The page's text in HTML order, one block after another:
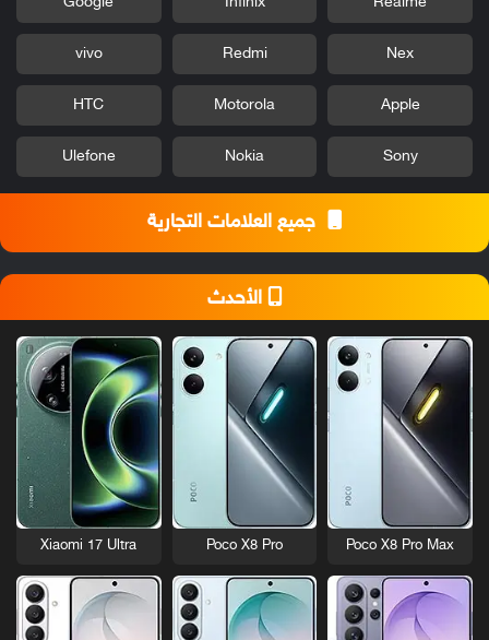
Nex
Redmi
vivo
Apple
Motorola
HTC
Sony
Nokia
Ulefone
جميع العلامات التجارية
الأحدث
Poco X8 Pro Max
Poco X8 Pro
Xiaomi 17 Ultra